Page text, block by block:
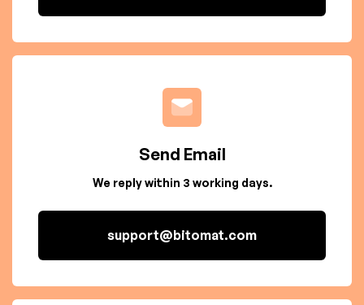
Send Email
We reply within 3 working days.
support@bitomat.com